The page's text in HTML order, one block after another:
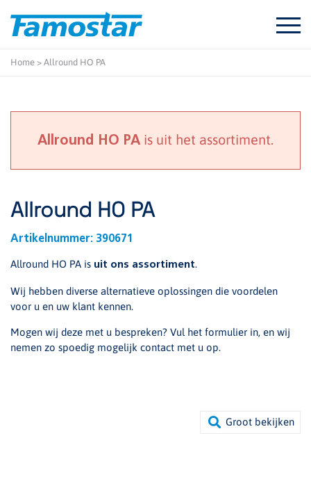
content
Home > Allround HO PA
Allround HO PA is uit het assortiment.
Allround HO PA
Artikelnummer: 390671
Allround HO PA is uit ons assortiment.
Wij hebben diverse alternatieve oplossingen die voordelen
voor u en uw klant kennen.
Mogen wij deze met u bespreken? Vul het formulier in, en wij
nemen zo spoedig mogelijk contact met u op.